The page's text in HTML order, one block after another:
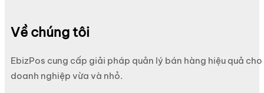
Về chúng tôi
EbizPos cung cấp giải pháp quản lý bán hàng hiệu quả cho
doanh nghiệp vừa và nhỏ.